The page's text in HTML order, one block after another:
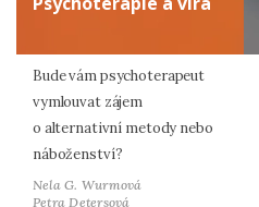
Bude vám psychoterapeut
vymlouvat zájem
o alternativní metody nebo
náboženství?
Nela G. Wurmová
Petra Detersová